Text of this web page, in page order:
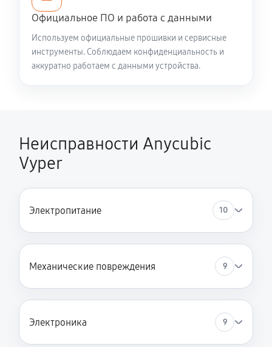
Официальное ПО и работа с данными
Используем официальные прошивки и сервисные
инструменты. Соблюдаем конфиденциальность и
аккуратно работаем с данными устройства.
Неисправности Anycubic
Vyper
Электропитание 10
Механические повреждения 9
Электроника 9